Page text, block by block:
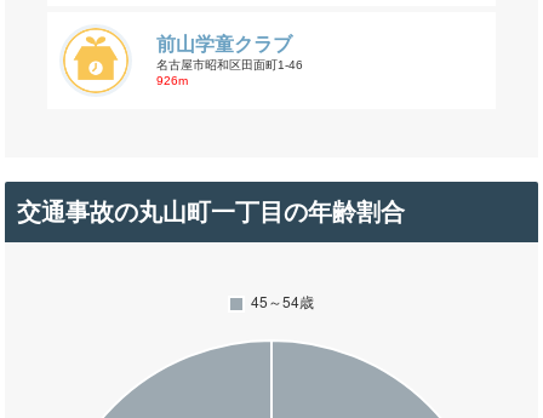
前山学童クラブ
名古屋市昭和区田面町1-46
926m
交通事故の丸山町一丁目の年齢割合